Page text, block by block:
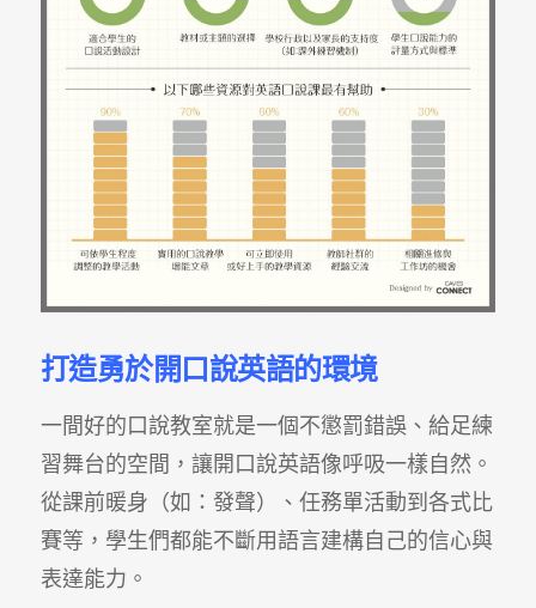
打造勇於開口說英語的環境
一間好的口說教室就是一個不懲罰錯誤、給足練
習舞台的空間，讓開口說英語像呼吸一樣自然。
從課前暖身（如：發聲）、任務單活動到各式比
賽等，學生們都能不斷用語言建構自己的信心與
表達能力。